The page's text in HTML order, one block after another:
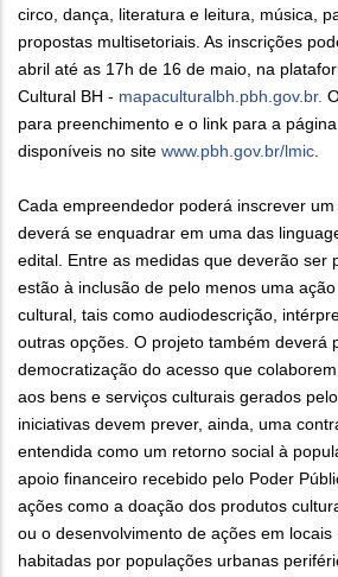
circo, dança, literatura e leitura, música,
propostas multisetoriais. As inscrições
abril até as 17h de 16 de maio, na
Cultural BH - mapaculturalbh.pbh.gov.br.
para preenchimento e o link para a
disponíveis no site www.pbh.gov.br/lmic.
Cada empreendedor poderá inscrever
deverá se enquadrar em uma das
edital. Entre as medidas que deverão ser
estão à inclusão de pelo menos uma
cultural, tais como audiodescrição,
outras opções. O projeto também deverá
democratização do acesso que
aos bens e serviços culturais gerados
iniciativas devem prever, ainda, uma
entendida como um retorno social à
apoio financeiro recebido pelo Poder
ações como a doação dos produtos
ou o desenvolvimento de ações em
habitadas por populações urbanas